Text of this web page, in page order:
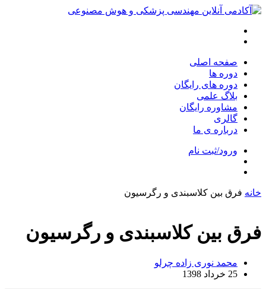
صفحه اصلی
دوره ها
دوره های رایگان
بلاگ علمی
مشاوره رایگان
گالری
درباره ی ما
ورود/ثبت نام
خانه فرق بین کلاسبندی و رگرسیون
فرق بین کلاسبندی و رگرسیون
محمد نوری زاده چرلو
25 خرداد 1398